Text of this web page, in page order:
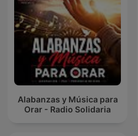
Alabanzas y Música para
Orar - Radio Solidaria